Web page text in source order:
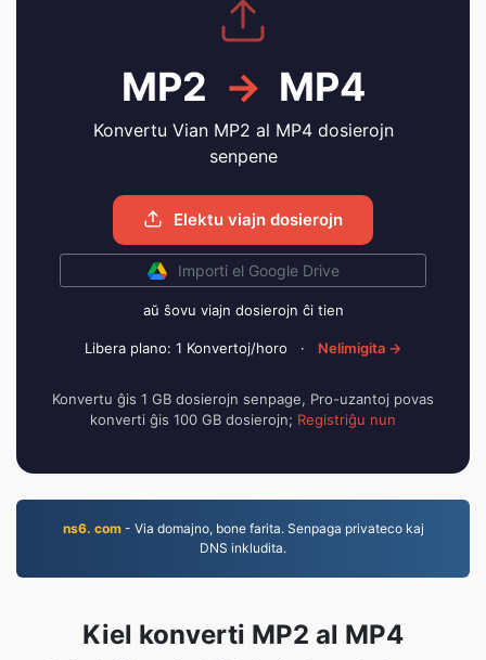
MP2 → MP4
Konvertu Vian MP2 al MP4 dosierojn
senpene
Elektu viajn dosierojn
Importi el Google Drive
aŭ ŝovu viajn dosierojn ĉi tien
Libera plano: 1 Konvertoj/horo · Nelimigita →
Konvertu ĝis 1 GB dosierojn senpage, Pro-uzantoj povas
konverti ĝis 100 GB dosierojn; Registriĝu nun
ns6. com- Via domajno, bone farita. Senpaga privateco kaj
DNS inkludita.
Kiel konverti MP2 al MP4